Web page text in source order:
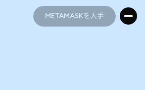
METAMASKを入手